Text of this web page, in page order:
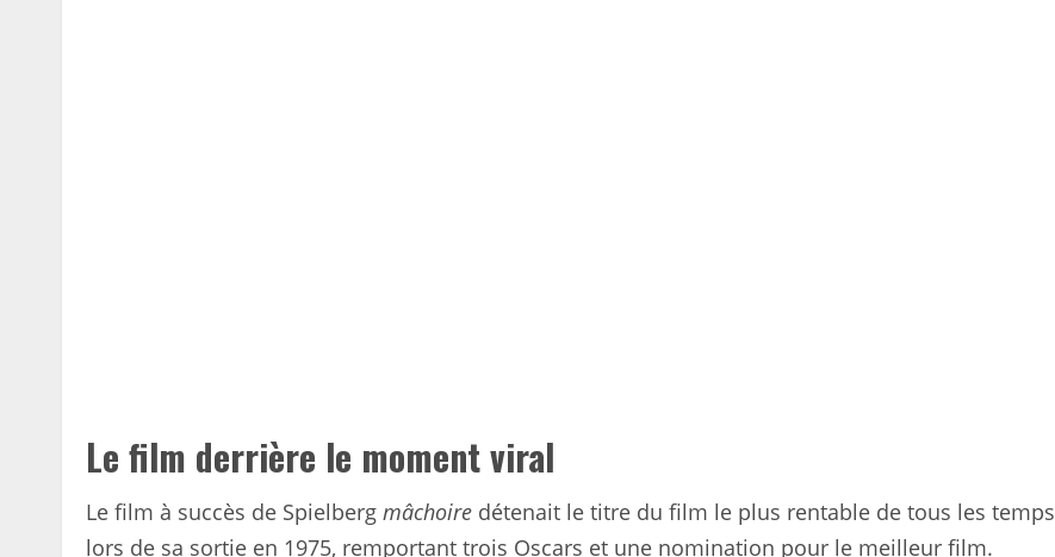
Le film derrière le moment viral
Le film à succès de Spielberg mâchoire détenait le titre du film le plus rentable de tous les temps
lors de sa sortie en 1975, remportant trois Oscars et une nomination pour le meilleur film.